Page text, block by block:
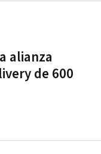
alianza
de 600